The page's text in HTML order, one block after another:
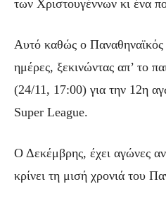
των Χριστουγέννων κι ένα
Αυτό καθώς ο Παναθηναϊκός
ημέρες, ξεκινώντας απ’ το
(24/11, 17:00) για την 12η
Super League.
Ο Δεκέμβρης, έχει αγώνες
κρίνει τη μισή χρονιά του